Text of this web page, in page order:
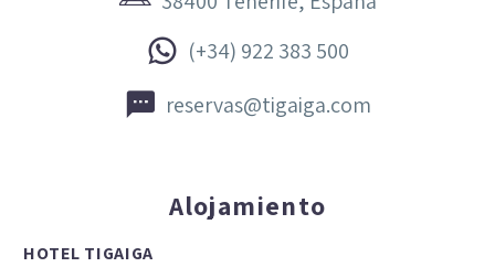

 (+34) 922 383 500

 reservas@tigaiga.com
Alojamiento
HOTEL TIGAIGA